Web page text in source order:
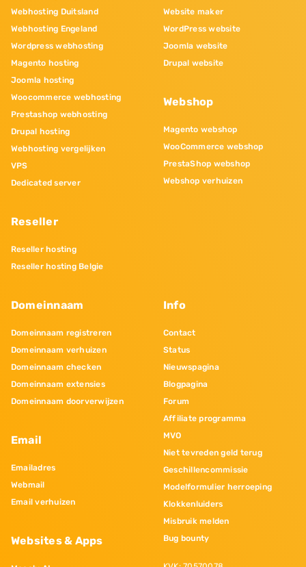
Webhosting Duitsland
Webhosting Engeland
Wordpress webhosting
Magento hosting
Joomla hosting
Woocommerce webhosting
Prestashop webhosting
Drupal hosting
Webhosting vergelijken
VPS
Dedicated server
Reseller
Reseller hosting
Reseller hosting Belgie
Website maker
WordPress website
Joomla website
Drupal website
Webshop
Magento webshop
WooCommerce webshop
PrestaShop webshop
Webshop verhuizen
Domeinnaam
Domeinnaam registreren
Domeinnaam verhuizen
Domeinnaam checken
Domeinnaam extensies
Domeinnaam doorverwijzen
Email
Emailadres
Webmail
Email verhuizen
Websites & Apps
Info
Contact
Status
Nieuwspagina
Blogpagina
Forum
Affiliate programma
MVO
Niet tevreden geld terug
Geschillencommissie
Modelformulier herroeping
Klokkenluiders
Misbruik melden
Bug bounty